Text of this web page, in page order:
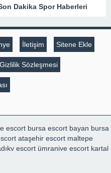
Dakika Spor Haberleri
İletişim Sitene Ekle
Sözleşmesi
escort bursa escort bayan bursa
ataşehir escort maltepe
escort ümraniye escort kartal